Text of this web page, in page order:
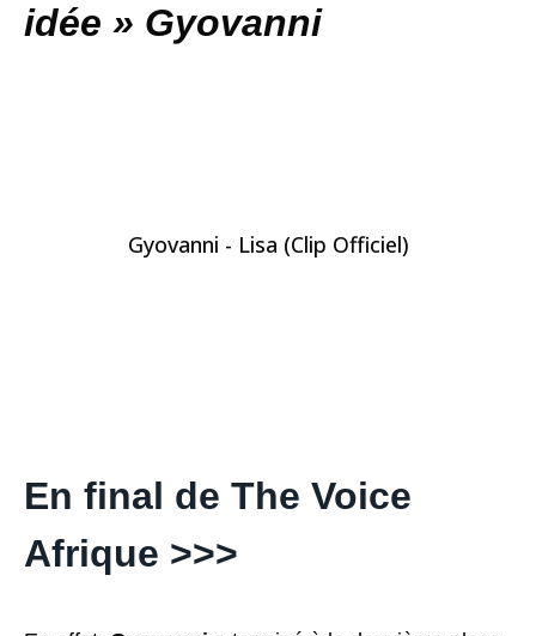
idée » Gyovanni
Gyovanni - Lisa (Clip Officiel)
En final de The Voice
Afrique >>>